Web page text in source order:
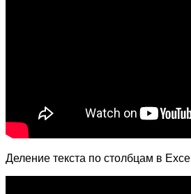
Деление текста по столбцам в Excel